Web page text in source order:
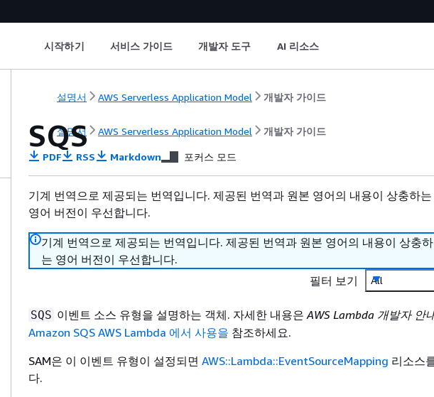
시작하기 서비스 가이드 개발자 도구 AI 리소스
설명서 AWS Serverless Application Model 개발자 가이드
설명서 AWS Serverless Application Model 개발자 가이드
SQS
PDF RSS Markdown 포커스 모드
기계 번역으로 제공되는 번역입니다. 제공된 번역과 원본 영어의 내용이 상충하
영어 버전이 우선합니다.
기계 번역으로 제공되는 번역입니다. 제공된 번역과 원본 영어의 내용이 상충
는 영어 버전이 우선합니다.
필터 보기
All
SQS 이벤트 소스 유형을 설명하는 객체. 자세한 내용은AWS Lambda 개발자 안
Amazon SQS AWS Lambda 에서 사용을 참조하세요.
SAM은 이 이벤트 유형이 설정되면 AWS::Lambda::EventSourceMapping 리소스
다.